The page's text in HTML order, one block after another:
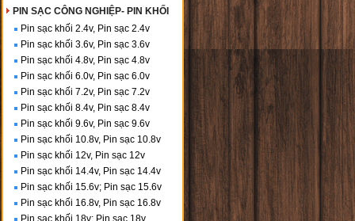
PIN SẠC CÔNG NGHIỆP- PIN KHỐI
Pin sạc khối 2.4v, Pin sạc 2.4v
Pin sạc khối 3.6v, Pin sạc 3.6v
Pin sạc khối 4.8v, Pin sạc 4.8v
Pin sạc khối 6.0v, Pin sạc 6.0v
Pin sạc khối 7.2v, Pin sạc 7.2v
Pin sạc khối 8.4v, Pin sạc 8.4v
Pin sạc khối 9.6v, Pin sạc 9.6v
Pin sạc khối 10.8v, Pin sạc 10.8v
Pin sạc khối 12v, Pin sạc 12v
Pin sạc khối 14.4v, Pin sạc 14.4v
Pin sạc khối 15.6v; Pin sạc 15.6v
Pin sạc khối 16.8v, Pin sạc 16.8v
Pin sạc khối 18v; Pin sạc 18v